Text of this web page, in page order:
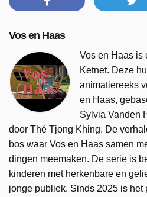
Vos en Haas
Vos en Haas is
Ketnet. Deze
animatiereeks
en Haas,
Sylvia Vanden
door Thé Tjong Khing. De
bos waar Vos en Haas samen
dingen meemaken. De serie is
kinderen met herkenbare en
jonge publiek. Sinds 2025 is het